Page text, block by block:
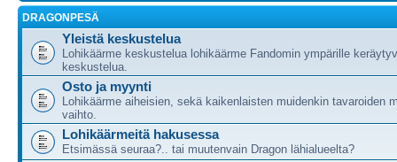
DRAGONPESÄ
Yleistä keskustelua
Lohikäärme keskustelua lohikäärme Fandomin ympärille
keskustelua.
Osto ja myynti
Lohikäärme aiheisien, sekä kaikenlaisten muidenkin tavaroiden
vaihto.
Lohikäärmeitä hakusessa
Etsimässä seuraa?.. tai muutenvain Dragon lähialueelta?